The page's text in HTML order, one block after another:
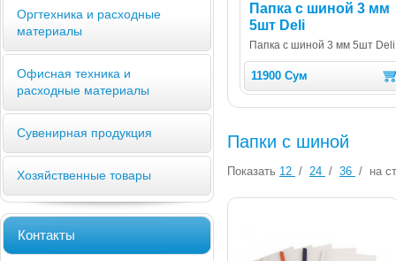
Оргтехника и расходные
материалы
Офисная техника и
расходные материалы
Сувенирная продукция
Хозяйственные товары
Контакты
Папка с шиной 3 мм
5шт Deli
Папка с шиной 3 мм 5шт Deli
11900 Сум
Папки с шиной
Показать 12 / 24 / 36 / на